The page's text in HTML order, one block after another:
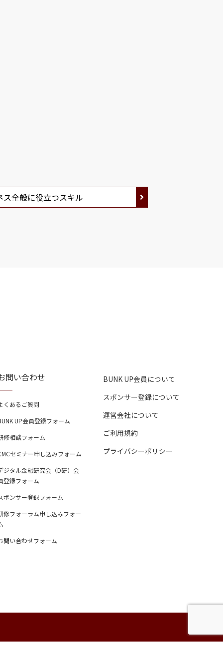
ス全般に役立つスキル
問い合わせ
くあるご質問
UP会員登録フォーム
修相談フォーム
セミナー申し込みフォーム
ジタル金融研究会（D研）会
登録フォーム
ポンサー登録フォーム
修フォーラム申し込みフォー
問い合わせフォーム
BUNK UP会員について
スポンサー登録について
運営会社について
ご利用規約
プライバシーポリシー